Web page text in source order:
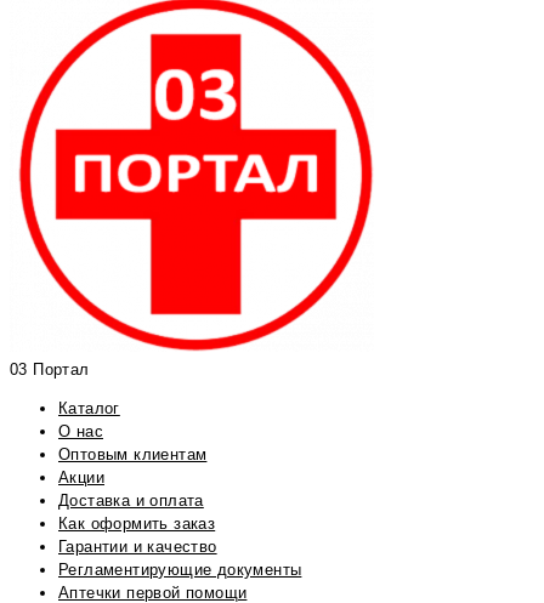
03 Портал
Каталог
О нас
Оптовым клиентам
Акции
Доставка и оплата
Как оформить заказ
Гарантии и качество
Регламентирующие документы
Аптечки первой помощи